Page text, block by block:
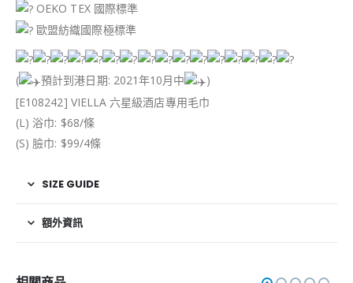
OEKO TEX 國際標準
歐盟紡織國際極標準
( 預計到港日期: 2021年10月中️
)
[E108242] VIELLA 六星級酒店專用毛巾
(L) 浴巾: $68/條
(S) 臉巾: $99/4條
SIZE GUIDE
額外資訊